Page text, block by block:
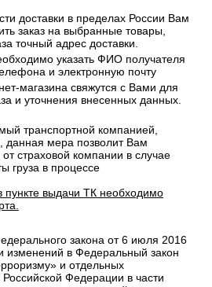
доставки в пределах России Вам
заказ на выбранные товары,
точный адрес доставки.
указать ФИО получателя
и электронную почту
магазина свяжутся с Вами для
и уточнения внесенных данных.
транспортной компанией,
данная мера позволит Вам
страховой компании в случае
груза в процессе
пункте выдачи ТК необходимо
закона от 6 июля 2016
изменений в Федеральный закон
и отдельных
Российской Федерации в части